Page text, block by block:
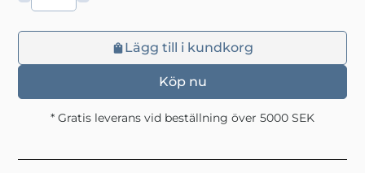
Lägg till i kundkorg
Köp nu
* Gratis leverans vid beställning över 5000 SEK